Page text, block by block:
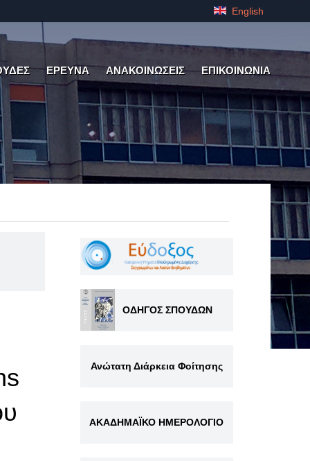
English
ΕΡΕΥΝΑ ΑΝΑΚΟΙΝΩΣΕΙΣ ΕΠΙΚΟΙΝΩΝΙΑ
ΟΔΗΓΟΣ ΣΠΟΥΔΩΝ
Ανώτατη Διάρκεια Φοίτησης
ΑΚΑΔΗΜΑΪΚΟ ΗΜΕΡΟΛΟΓΙΟ